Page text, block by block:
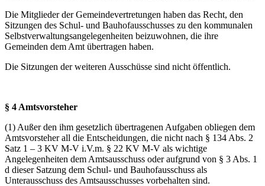
Die Mitglieder der Gemeindevertretungen haben das Recht, den
Sitzungen des Schul- und Bauhofausschusses zu den kommunalen
Selbstverwaltungsangelegenheiten beizuwohnen, die ihre
Gemeinden dem Amt übertragen haben.
Die Sitzungen der weiteren Ausschüsse sind nicht öffentlich.
§ 4 Amtsvorsteher
(1) Außer den ihm gesetzlich übertragenen Aufgaben obliegen dem
Amtsvorsteher all die Entscheidungen, die nicht nach § 134 Abs. 2
Satz 1 – 3 KV M-V i.V.m. § 22 KV M-V als wichtige
Angelegenheiten dem Amtsausschuss oder aufgrund von § 3 Abs. 1
d dieser Satzung dem Schul- und Bauhofausschuss als
Unterausschuss des Amtsausschusses vorbehalten sind.